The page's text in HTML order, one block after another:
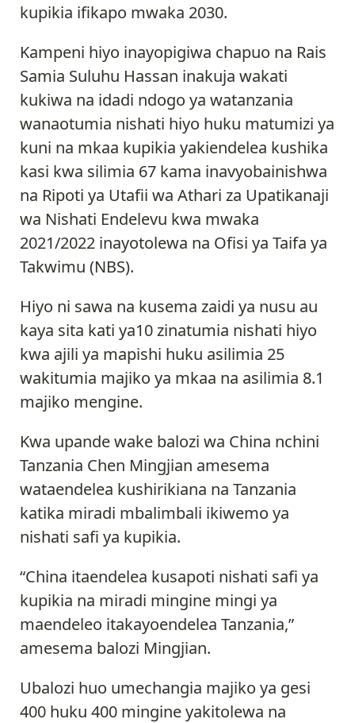
kupikia ifikapo mwaka 2030.
Kampeni hiyo inayopigiwa chapuo na Rais
Samia Suluhu Hassan inakuja wakati
kukiwa na idadi ndogo ya watanzania
wanaotumia nishati hiyo huku matumizi ya
kuni na mkaa kupikia yakiendelea kushika
kasi kwa silimia 67 kama inavyobainishwa
na Ripoti ya Utafii wa Athari za Upatikanaji
wa Nishati Endelevu kwa mwaka
2021/2022 inayotolewa na Ofisi ya Taifa ya
Takwimu (NBS).
Hiyo ni sawa na kusema zaidi ya nusu au
kaya sita kati ya10 zinatumia nishati hiyo
kwa ajili ya mapishi huku asilimia 25
wakitumia majiko ya mkaa na asilimia 8.1
majiko mengine.
Kwa upande wake balozi wa China nchini
Tanzania Chen Mingjian amesema
wataendelea kushirikiana na Tanzania
katika miradi mbalimbali ikiwemo ya
nishati safi ya kupikia.
“China itaendelea kusapoti nishati safi ya
kupikia na miradi mingine mingi ya
maendeleo itakayoendelea Tanzania,”
amesema balozi Mingjian.
Ubalozi huo umechangia majiko ya gesi
400 huku 400 mingine yakitolewa na